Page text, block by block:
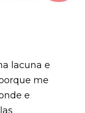
lacuna e
me
e